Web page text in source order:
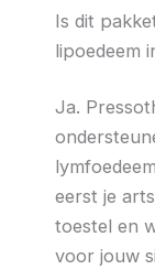
Is dit
lipoedeem
Ja.
eerst je
toestel en
voor jouw